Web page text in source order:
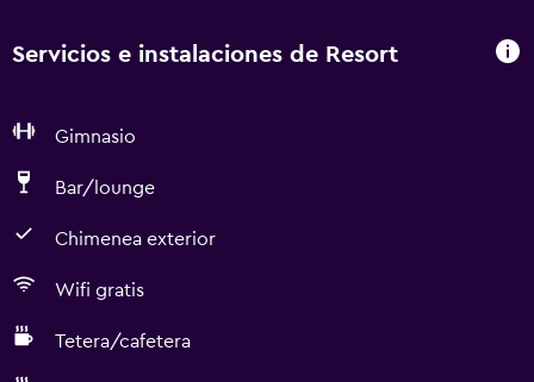
Servicios e instalaciones de Resort
Gimnasio
Bar/lounge
Chimenea exterior
Wifi gratis
Tetera/cafetera